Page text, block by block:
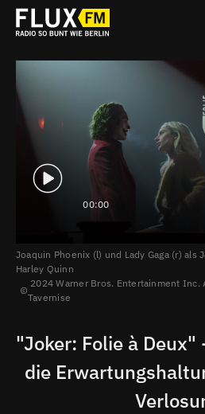
00:00
Joaquin Phoenix (l) und Lady Gaga (r) als
Harley Quinn
2024 Warner Bros. Entertainment Inc.
Tavernise
"Joker: Folie à Deux"
die